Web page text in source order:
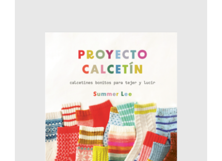
AÑADIR AL CARRITO
/
DETALLES